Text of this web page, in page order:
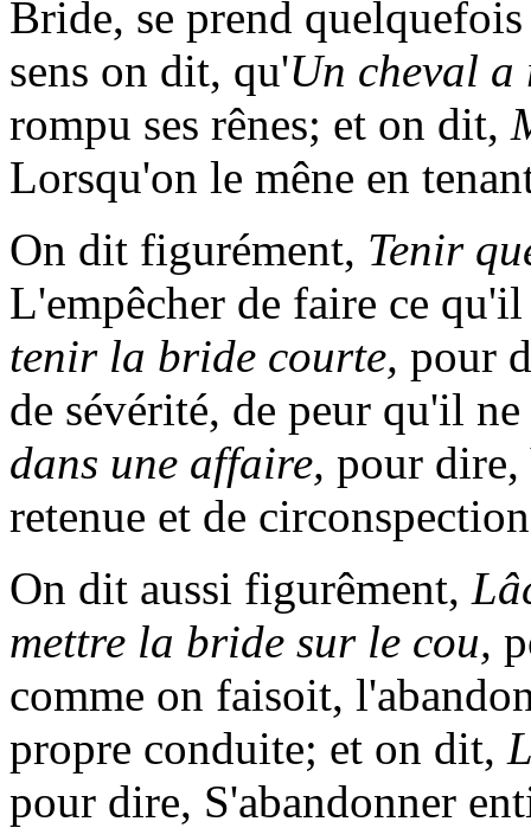
Bride, se prend
sens on dit, qu'Un cheval
rompu ses rênes; et on dit,
Lorsqu'on le mêne en
On dit figurément, Tenir
L'empêcher de faire ce
tenir la bride courte, pour
de sévérité, de peur qu'il
dans une affaire, pour dire,
retenue et de
On dit aussi figurêment,
mettre la bride sur le cou,
comme on faisoit,
propre conduite; et on dit,
pour dire, S'abandonner